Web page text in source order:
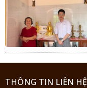
THÔNG TIN LIÊN HỆ